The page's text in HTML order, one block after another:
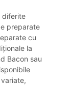
diferite
preparate
cu
la
Bacon sau